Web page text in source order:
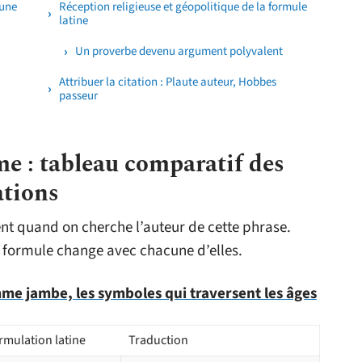
Réception religieuse et géopolitique de la formule
latine
Un proverbe devenu argument polyvalent
Attribuer la citation : Plaute auteur, Hobbes
passeur
: tableau comparatif des
quand on cherche l’auteur de cette phrase.
change avec chacune d’elles.
jambe, les symboles qui traversent les âges
latine Traduction